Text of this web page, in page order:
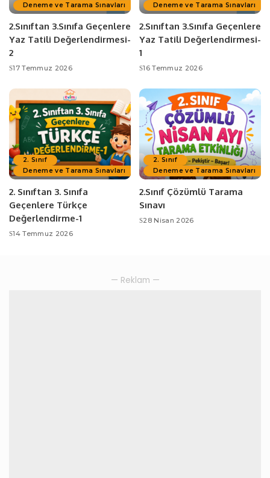
Deneme ve Tarama Sınavları
2.Sınıftan 3.Sınıfa Geçenlere
Yaz Tatili Değerlendirmesi-
2
17 Temmuz 2026
Deneme ve Tarama Sınavları
2.Sınıftan 3.Sınıfa Geçenlere
Yaz Tatili Değerlendirmesi-
1
16 Temmuz 2026
2. Sınıf
Deneme ve Tarama Sınavları
2. Sınıftan 3. Sınıfa
Geçenlere Türkçe
Değerlendirme-1
14 Temmuz 2026
2. Sınıf
Deneme ve Tarama Sınavları
2.Sınıf Çözümlü Tarama
Sınavı
28 Nisan 2026
— Reklam —